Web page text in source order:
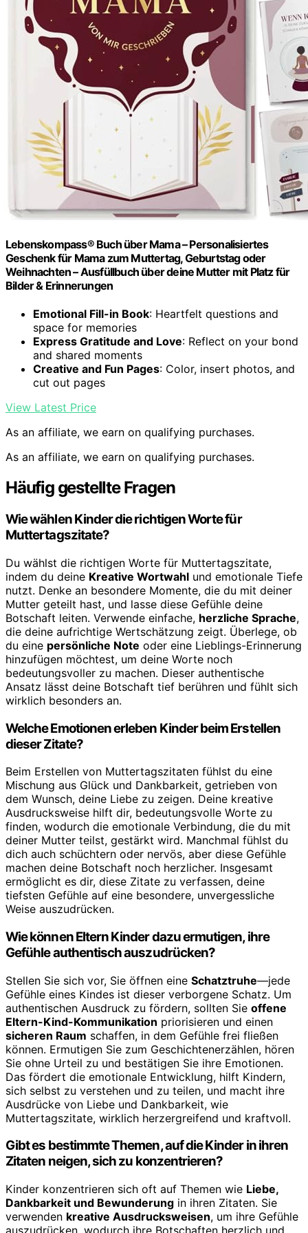
Lebenskompass® Buch über Mama – Personalisiertes
Geschenk für Mama zum Muttertag, Geburtstag oder
Weihnachten – Ausfüllbuch über deine Mutter mit Platz für
Bilder & Erinnerungen
Emotional Fill-in Book: Heartfelt questions and
space for memories
Express Gratitude and Love: Reflect on your bond
and shared moments
Creative and Fun Pages: Color, insert photos, and
cut out pages
View Latest Price
As an affiliate, we earn on qualifying purchases.
As an affiliate, we earn on qualifying purchases.
Häufig gestellte Fragen
Wie wählen Kinder die richtigen Worte für
Muttertagszitate?
Du wählst die richtigen Worte für Muttertagszitate,
indem du deine Kreative Wortwahl und emotionale Tiefe
nutzt. Denke an besondere Momente, die du mit deiner
Mutter geteilt hast, und lasse diese Gefühle deine
Botschaft leiten. Verwende einfache, herzliche Sprache,
die deine aufrichtige Wertschätzung zeigt. Überlege, ob
du eine persönliche Note oder eine Lieblings-Erinnerung
hinzufügen möchtest, um deine Worte noch
bedeutungsvoller zu machen. Dieser authentische
Ansatz lässt deine Botschaft tief berühren und fühlt sich
wirklich besonders an.
Welche Emotionen erleben Kinder beim Erstellen
dieser Zitate?
Beim Erstellen von Muttertagszitaten fühlst du eine
Mischung aus Glück und Dankbarkeit, getrieben von
dem Wunsch, deine Liebe zu zeigen. Deine kreative
Ausdrucksweise hilft dir, bedeutungsvolle Worte zu
finden, wodurch die emotionale Verbindung, die du mit
deiner Mutter teilst, gestärkt wird. Manchmal fühlst du
dich auch schüchtern oder nervös, aber diese Gefühle
machen deine Botschaft noch herzlicher. Insgesamt
ermöglicht es dir, diese Zitate zu verfassen, deine
tiefsten Gefühle auf eine besondere, unvergessliche
Weise auszudrücken.
Wie können Eltern Kinder dazu ermutigen, ihre
Gefühle authentisch auszudrücken?
Stellen Sie sich vor, Sie öffnen eine Schatztruhe—jede
Gefühle eines Kindes ist dieser verborgene Schatz. Um
authentischen Ausdruck zu fördern, sollten Sie offene
Eltern-Kind-Kommunikation priorisieren und einen
sicheren Raum schaffen, in dem Gefühle frei fließen
können. Ermutigen Sie zum Geschichtenerzählen, hören
Sie ohne Urteil zu und bestätigen Sie ihre Emotionen.
Das fördert die emotionale Entwicklung, hilft Kindern,
sich selbst zu verstehen und zu teilen, und macht ihre
Ausdrücke von Liebe und Dankbarkeit, wie
Muttertagszitate, wirklich herzergreifend und kraftvoll.
Gibt es bestimmte Themen, auf die Kinder in ihren
Zitaten neigen, sich zu konzentrieren?
Kinder konzentrieren sich oft auf Themen wie Liebe,
Dankbarkeit und Bewunderung in ihren Zitaten. Sie
verwenden kreative Ausdrucksweisen, um ihre Gefühle